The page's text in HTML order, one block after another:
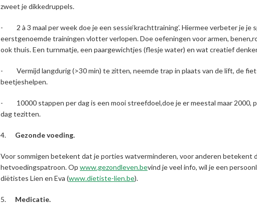
zweet je dikkedruppels.
- 2 à 3 maal per week doe je een sessie‘krachttraining’. Hiermee verbeter je je
eerstgenoemde trainingen vlotter verlopen. Doe oefeningen voor armen,
ook thuis. Een turnmatje, een paargewichtjes (flesje water) en wat creatief
- Vermijd langdurig (>30 min) te zitten, neemde trap in plaats van de lift, de
beetjeshelpen.
- 10000 stappen per dag is een mooi streefdoel,doe je er meestal maar 2000,
dag tezitten.
4. Gezonde voeding.
Voor sommigen betekent dat je porties watverminderen, voor anderen betekent
hetvoedingspatroon. Op www.gezondleven.bevind je veel info, wil je een
diëtistes Lien en Eva (www.dietiste-lien.be).
5. Medicatie.